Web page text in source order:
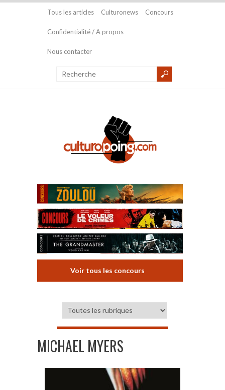
Tous les articles Culturonews Concours
Confidentialité / A propos
Nous contacter
Voir tous les concours
MICHAEL MYERS